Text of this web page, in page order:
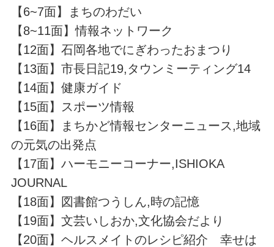
【6~7面】まちのわだい
【8~11面】情報ネットワーク
【12面】石岡各地でにぎわったおまつり
【13面】市長日記19,タウンミーティング14
【14面】健康ガイド
【15面】スポーツ情報
【16面】まちかど情報センターニュース,地域
の元気の出発点
【17面】ハーモニーコーナー,ISHIOKA
JOURNAL
【18面】図書館つうしん,時の記憶
【19面】文芸いしおか,文化協会だより
【20面】ヘルスメイトのレシピ紹介 幸せは